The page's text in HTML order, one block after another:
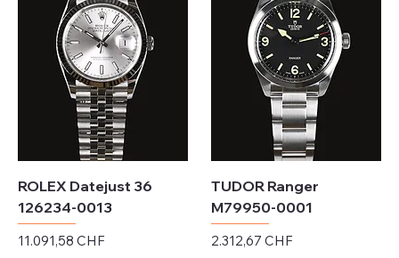
ROLEX Datejust 36
126234-0013
Preis
11.091,58 CHF
TUDOR Ranger
M79950-0001
Preis
2.312,67 CHF